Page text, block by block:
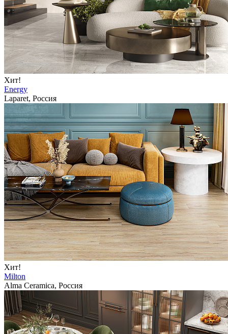
Хит!
Energy
Laparet, Россия
Хит!
Milton
Alma Ceramica, Россия